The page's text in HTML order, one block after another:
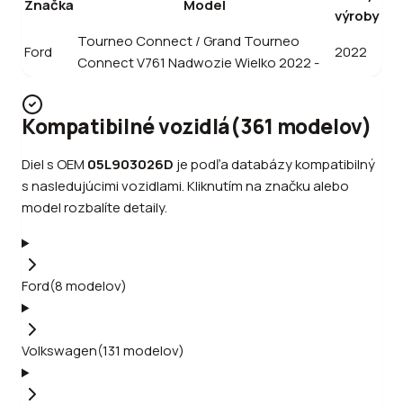
Značka Model
výroby
Ford
Tourneo Connect / Grand Tourneo
Connect V761 Nadwozie Wielko 2022 -
2022
Kompatibilné vozidlá(361 modelov)
Diel s OEM 05L903026D je podľa databázy kompatibilný
s nasledujúcimi vozidlami. Kliknutím na značku alebo
model rozbalíte detaily.
Ford(8modelov)
Volkswagen(131 modelov)